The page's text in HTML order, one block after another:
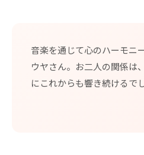
音楽を通じて心のハーモニ
ウヤさん。お二人の関係は
にこれからも響き続けるで